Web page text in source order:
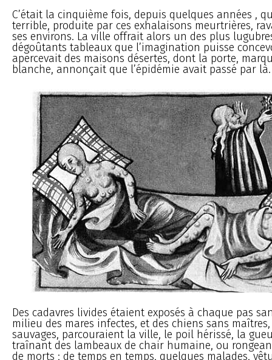
C’était la cinquième fois, depuis quelques années ,
terrible, produite par ces exhalaisons meurtrières,
ses environs. La ville offrait alors un des plus
dégoûtants tableaux que l’imagination puisse
apercevait des maisons désertes, dont la porte,
blanche, annonçait que l’épidémie avait passé par là.
Des cadavres livides étaient exposés à chaque pas
milieu des mares infectes, et des chiens sans
sauvages, parcouraient la ville, le poil hérissé, la
traînant des lambeaux de chair humaine, ou
de morts ; de temps en temps, quelques malades,